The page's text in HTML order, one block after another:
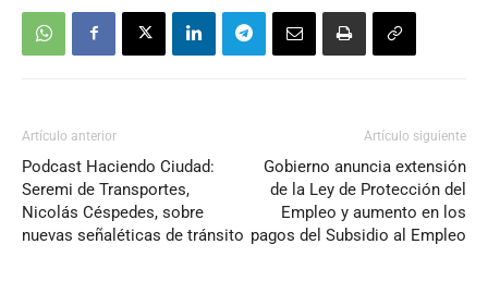
Artículo anterior
Podcast Haciendo Ciudad:
Seremi de Transportes,
Nicolás Céspedes, sobre
nuevas señaléticas de tránsito
Artículo siguiente
Gobierno anuncia extensión
de la Ley de Protección del
Empleo y aumento en los
pagos del Subsidio al Empleo